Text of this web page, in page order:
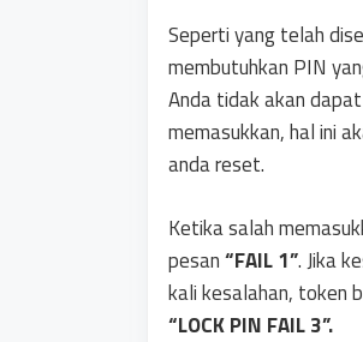
Seperti yang telah
membutuhkan PIN
Anda tidak akan
memasukkan, hal ini
anda reset.
Ketika salah
pesan“FAIL 1”. Jika
kali kesalahan, token
“LOCK PIN FAIL 3”.